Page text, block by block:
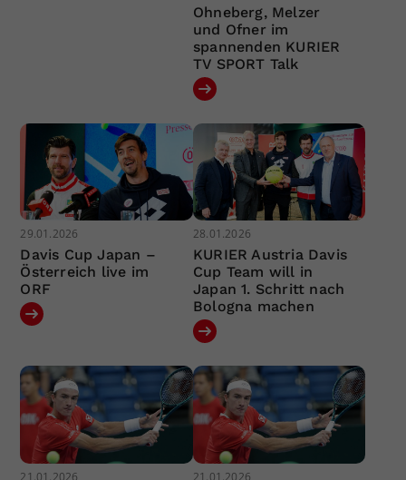
Ohneberg, Melzer
und Ofner im
spannenden KURIER
TV SPORT Talk
29.01.2026
Davis Cup Japan –
Österreich live im
ORF
28.01.2026
KURIER Austria Davis
Cup Team will in
Japan 1. Schritt nach
Bologna machen
21.01.2026 21.01.2026